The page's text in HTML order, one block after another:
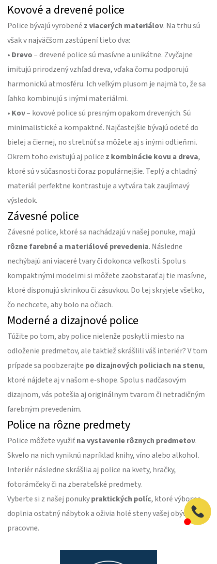
Kovové a drevené police
Police bývajú vyrobené z viacerých materiálov. Na trhu sú
však v najväčšom zastúpení tieto dva:
• Drevo– drevené police sú masívne a unikátne. Zvyčajne
imitujú prirodzený vzhľad dreva, vďaka čomu podporujú
harmonickú atmosféru. Ich veľkým plusom je najmä to, že sa
ľahko kombinujú s inými materiálmi.
• Kov– kovové police sú presným opakom drevených. Sú
minimalistické a kompaktné. Najčastejšie bývajú odeté do
bielej a čiernej, no stretnúť sa môžete aj s inými odtieňmi.
Okrem toho existujú aj police z kombinácie kovu a dreva,
ktoré sú v súčasnosti čoraz populárnejšie. Teplý a chladný
materiál perfektne kontrastuje a vytvára tak zaujímavý
výsledok.
Závesné police
Závesné police, ktoré sa nachádzajú v našej ponuke, majú
rôzne farebné a materiálové prevedenia. Následne
nechýbajú ani viaceré tvary či dokonca veľkosti. Spolu s
kompaktnými modelmi si môžete zaobstarať aj tie masívne,
ktoré disponujú skrinkou či zásuvkou. Do tej skryjete všetko,
čo nechcete, aby bolo na očiach.
Moderné a dizajnové police
Túžite po tom, aby police nielenže poskytli miesto na
odloženie predmetov, ale taktiež skrášlili váš interiér? V tom
prípade sa poobzerajte po dizajnových policiach na stenu,
ktoré nájdete aj v našom e-shope. Spolu s nadčasovým
dizajnom, vás potešia aj originálnym tvarom či netradičným
farebným prevedením.
Police na rôzne predmety
Police môžete využiťna vystavenie rôznych predmetov.
Skvelo na nich vyniknú napríklad knihy, víno alebo alkohol.
Interiér následne skrášlia aj police na kvety, hračky,
fotorámčeky či na zberateľské predmety.
Vyberte si z našej ponukypraktických políc, ktoré výborne
doplnia ostatný nábytok a oživia holé steny vašej obývačky či
pracovne.